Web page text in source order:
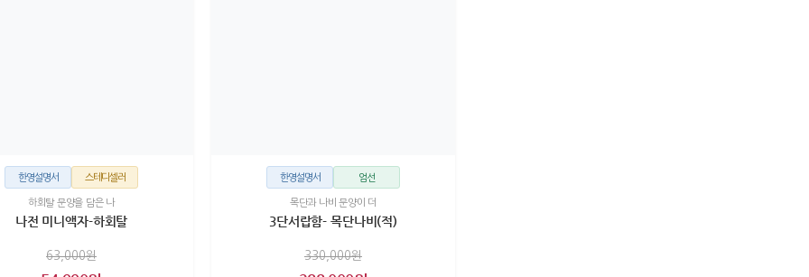
한영설명서 스테디셀러
하회탈 문양을 담은 나
나전 미니액자-하회탈
63,000원
한영설명서 엄선
목단과 나비 문양이 더
3단서랍함- 목단나비(적)
330,000원